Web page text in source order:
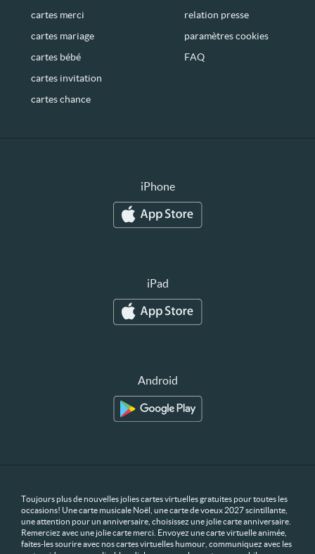
cartes merci
cartes mariage
cartes bébé
cartes invitation
cartes chance
relation presse
paramètres cookies
FAQ
iPhone
iPad
Android
Toujours plus de nouvelles jolies cartes virtuelles gratuites pour toutes les
occasions! Une carte musicale Noël, une carte de voeux 2027 scintillante,
une attention pour un anniversaire, choisissez une jolie carte anniversaire.
Remerciez avec une jolie carte merci. Envoyez une carte virtuelle animée,
faites-les sourire avec nos cartes virtuelles humour, communiquez avec les